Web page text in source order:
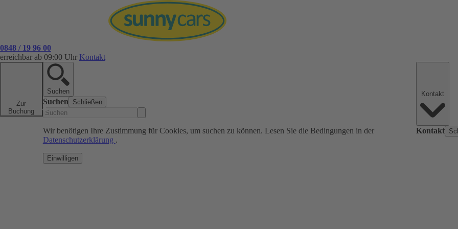
0848 / 19 96 00
erreichbar ab 09:00 Uhr Kontakt
Zur
Buchung
Suchen
Suchen Schließen
Wir benötigen Ihre Zustimmung für Cookies, um suchen zu können. Lesen Sie die Bedingungen in der
Datenschutzerklärung .
Einwilligen
Kontakt